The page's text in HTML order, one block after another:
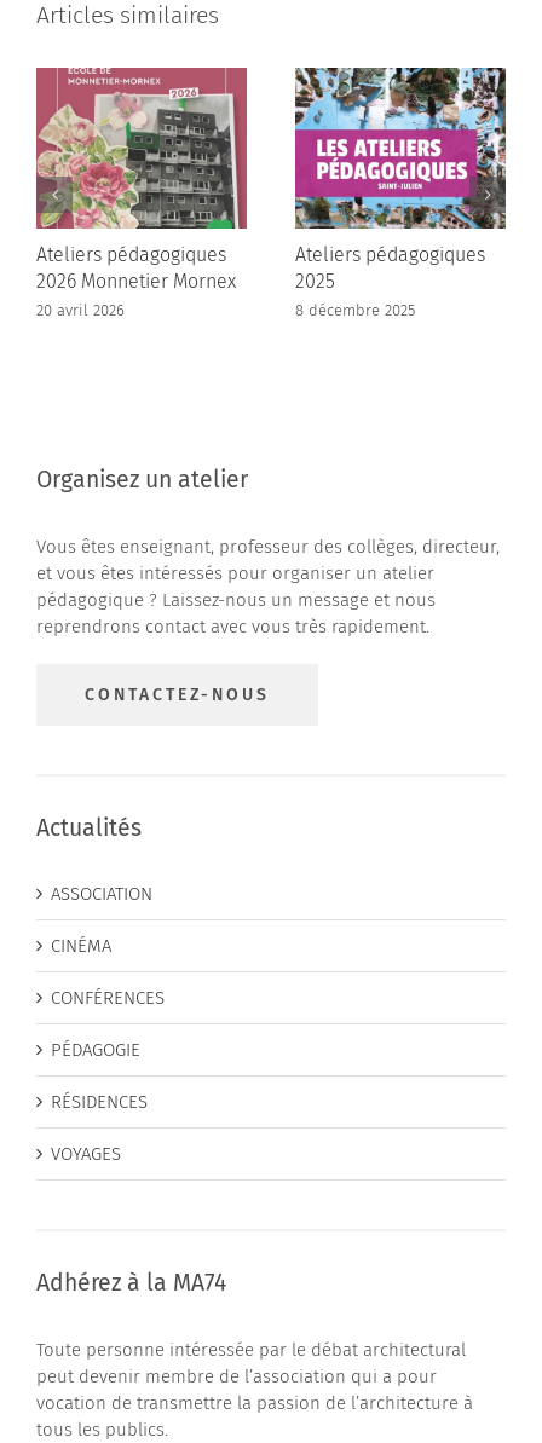
Articles similaires
Ateliers pédagogiques
2026 Monnetier Mornex
20 avril 2026
Ateliers pédagogiques
2025
8 décembre 2025
Organisez un atelier
Vous êtes enseignant, professeur des collèges, directeur,
et vous êtes intéressés pour organiser un atelier
pédagogique ? Laissez-nous un message et nous
reprendrons contact avec vous très rapidement.
CONTACTEZ-NOUS
Actualités
ASSOCIATION
CINÉMA
CONFÉRENCES
PÉDAGOGIE
RÉSIDENCES
VOYAGES
Adhérez à la MA74
Toute personne intéressée par le débat architectural
peut devenir membre de l’association qui a pour
vocation de transmettre la passion de l’architecture à
tous les publics.